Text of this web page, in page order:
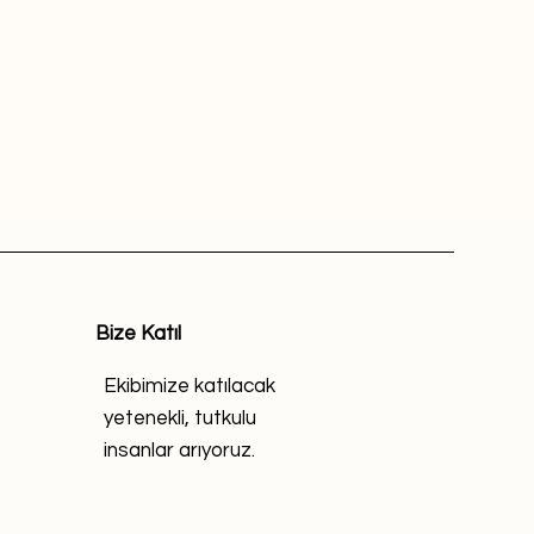
Bize Katıl
Ekibimize katılacak
yetenekli, tutkulu
insanlar arıyoruz.